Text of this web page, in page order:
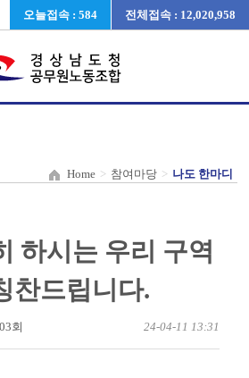
오늘접속 : 584 전체접속 : 12,020,958
Home > 참여마당 > 나도 한마디
하시는 우리 구역
찬드립니다.
회 24-04-11 13:31